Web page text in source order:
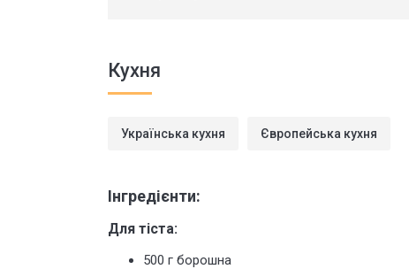
Кухня
Українська кухня Європейська кухня
Інгредієнти:
Для тіста:
500 г борошна